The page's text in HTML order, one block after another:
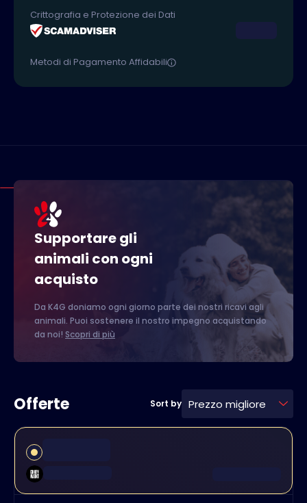
Crittografia e Protezione dei Dati
Metodi di Pagamento Affidabili
Supportare gli
animali con ogni
acquisto
Da K4G doniamo ogni giorno parte dei nostri ricavi agli
animali. Puoi sostenere il nostro impegno acquistando
da noi! Scopri di più
Offerte Sort by Prezzo migliore